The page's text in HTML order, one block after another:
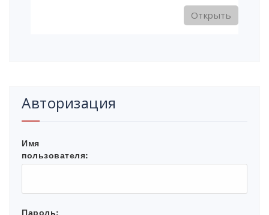
Открыть
Авторизация
Имя
пользователя:
Пароль: